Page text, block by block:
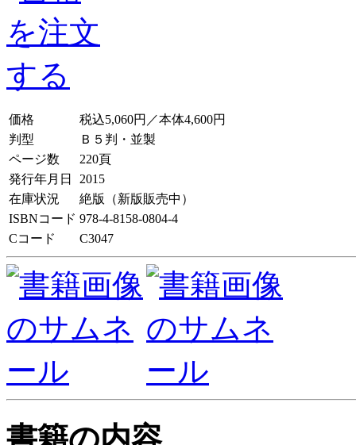
価格
税込5,060円／本体4,600円
判型
Ｂ５判・並製
ページ数
220頁
発行年月日
2015
在庫状況
絶版（新版販売中）
ISBNコード 978-4-8158-0804-4
Cコード
C3047